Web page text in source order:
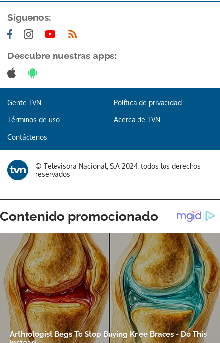
Síguenos:
Descubre nuestras apps:
Gente TVN Política de privacidad
Términos de uso Acerca de TVN
Contáctenos
© Televisora Nacional, S.A 2024, todos los derechos
reservados